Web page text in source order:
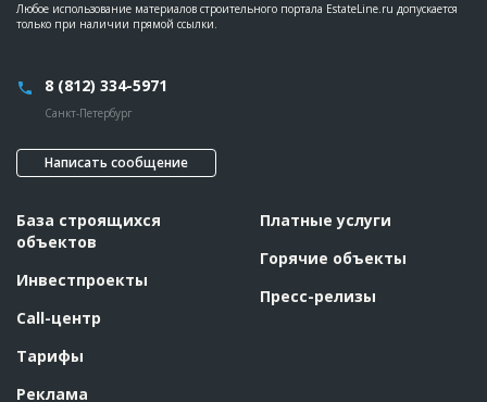
Любое использование материалов строительного портала EstateLine.ru допускается
только при наличии прямой ссылки.
8 (812) 334-5971
Санкт-Петербург
Написать сообщение
База строящихся
объектов
Инвестпроекты
Call-центр
Тарифы
Реклама
Платные услуги
Горячие объекты
Пресс-релизы